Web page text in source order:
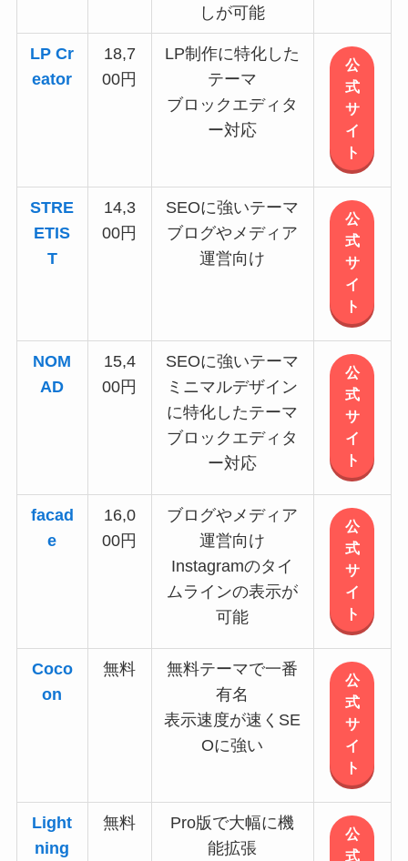
しが可能
LP Cr
eator
18,7
00円
LP制作に特化した
テーマ
ブロックエディタ
ー対応
公
式
サ
イ
ト
STRE
ETIS
T
14,3
00円
SEOに強いテーマ
ブログやメディア
運営向け
公
式
サ
イ
ト
NOM
AD
15,4
00円
SEOに強いテーマ
ミニマルデザイン
に特化したテーマ
ブロックエディタ
ー対応
公
式
サ
イ
ト
facad
e
16,0
00円
ブログやメディア
運営向け
Instagramのタイ
ムラインの表示が
可能
公
式
サ
イ
ト
Coco
on
無料
無料テーマで一番
有名
表示速度が速くSE
Oに強い
公
式
サ
イ
ト
Light
ning
無料
Pro版で大幅に機
能拡張
公
式